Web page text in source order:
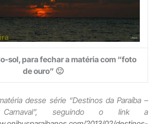
sol, para fechar a matéria com “foto
de ouro” 🙂
desse série “Destinos da Paraíba –
seguindo o link a